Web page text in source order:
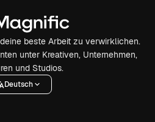
beste Arbeit zu verwirklichen.
unter Kreativen, Unternehmen,
und Studios.
Deutsch